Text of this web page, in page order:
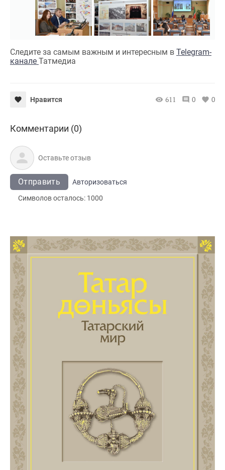
Следите за самым важным и интересным в Telegram-
канале Татмедиа
Нравится 611 0 0
Комментарии (0)
Отправить
Авторизоваться
Символов осталось: 1000